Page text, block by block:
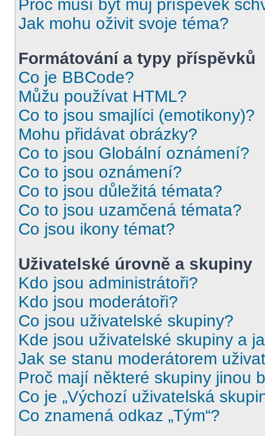
Proč musí být můj příspěvek
Jak mohu oživit svoje téma?
Formátování a typy příspěvků
Co je BBCode?
Můžu používat HTML?
Co to jsou smajlíci (emotikony)?
Mohu přidávat obrázky?
Co to jsou Globální oznámení?
Co to jsou oznámení?
Co to jsou důležitá témata?
Co to jsou uzamčená témata?
Co jsou ikony témat?
Uživatelské úrovně a skupiny
Kdo jsou administrátoři?
Kdo jsou moderátoři?
Co jsou uživatelské skupiny?
Kde jsou uživatelské skupiny a
Jak se stanu moderátorem
Proč mají některé skupiny jinou
Co je „Výchozí uživatelská
Co znamená odkaz „Tým“?